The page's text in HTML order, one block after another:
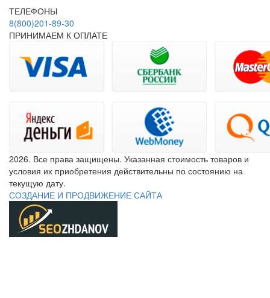
ТЕЛЕФОНЫ
8(800)201-89-30
ПРИНИМАЕМ К ОПЛАТЕ
2026. Все права защищены. Указанная стоимость товаров и
условия их приобретения действительны по состоянию на
текущую дату.
СОЗДАНИЕ И ПРОДВИЖЕНИЕ САЙТА